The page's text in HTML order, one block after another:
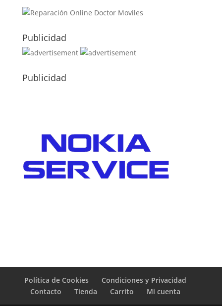
Publicidad
Publicidad
Política de Cookies
Condiciones y Privacidad
Contacto
Tienda Carrito Mi cuenta